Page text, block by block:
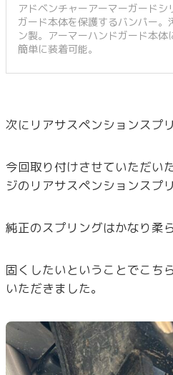
アドベンチャーアーマーガード
ガード本体を保護するバンパー。
ン製。アーマーハンドガード本体
簡単に装着可能。
次にリアサスペンションスプ
今回取り付けさせていただい
ジのリアサスペンションスプ
純正のスプリングはかなり柔
固くしたいということでこち
いただきました。